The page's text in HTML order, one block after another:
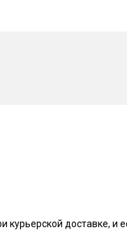
доставке, и